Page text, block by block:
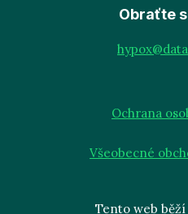
Obraťte
Ochrana
Všeobecné
Tento web běží